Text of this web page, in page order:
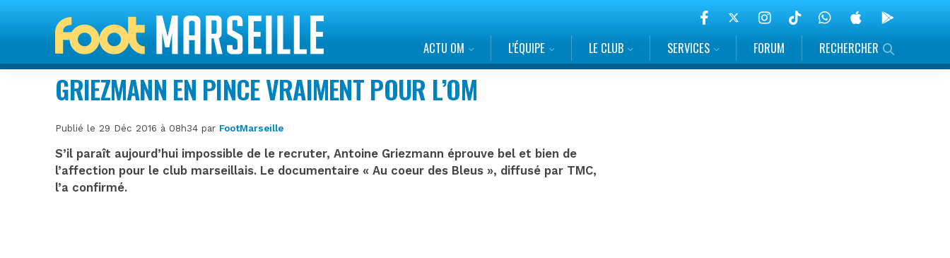
ACTU OM L’ÉQUIPE LE CLUB SERVICES FORUM RECHERCHER
GRIEZMANN EN PINCE VRAIMENT POUR L’OM
Publié le 29 Déc 2016 à 08h34 par FootMarseille
S’il paraît aujourd’hui impossible de le recruter, Antoine Griezmann éprouve bel et bien de
l’affection pour le club marseillais. Le documentaire « Au coeur des Bleus », diffusé par TMC,
l’a confirmé.